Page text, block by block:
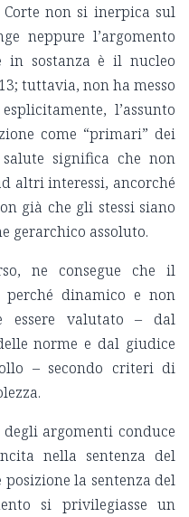
non si inerpica sul
neppure l’argomento
sostanza è il nucleo
tuttavia, non ha messo
l’assunto
come “primari” dei
significa che non
altri interessi, ancorché
già che gli stessi siano
gerarchico assoluto.
ne consegue che il
dinamico e non
essere valutato – dal
norme e dal giudice
– secondo criteri di
argomenti conduce
nella sentenza del
la sentenza del
si privilegiasse un